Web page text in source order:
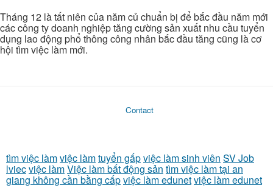
Tháng 12 là tất niên của năm củ chuẩn bị để bắc đầu năm mới
các công ty doanh nghiệp tăng cường sản xuất nhu cầu tuyển
dụng lao động phổ thông công nhân bắc đầu tăng cũng là cơ
hội tìm việc làm mới.
Contact
tìm việc làmviệc làmtuyển gấpviệc làm sinh viên SV Job
lviecviệc làmViệc làm bất động sản tìm việc làm tại an
giang không cần bằng cấpviệc làm edunetviệc làm edunet